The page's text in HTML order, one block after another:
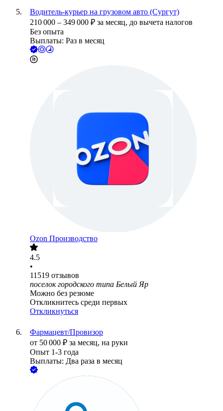
Водитель-курьер на грузовом авто (Сургут)
210 000 – 349 000 ₽ за месяц, до вычета налогов
Без опыта
Выплаты: Раз в месяц
Ozon Производство
4.5
•
11519 отзывов
поселок городского типа Белый Яр
Можно без резюме
Откликнитесь среди первых
Откликнуться
Фармацевт/Провизор
от 50 000 ₽ за месяц, на руки
Опыт 1-3 года
Выплаты: Два раза в месяц